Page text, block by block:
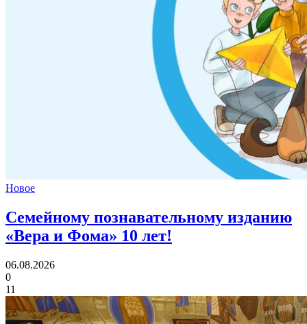
Новое
Семейному познавательному изданию
«Вера и Фома» 10 лет!
06.08.2026
0
11